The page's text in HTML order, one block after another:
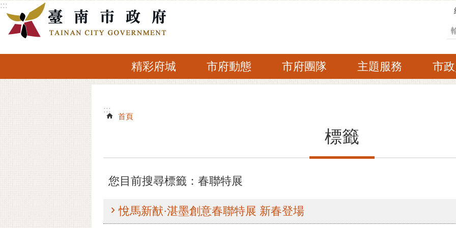
跳到主要內容區塊
:::
精彩府城 市府動態 市府團隊 主題服務 市
:::
:::
首頁
標籤
您目前搜尋標籤：春聯特展
悅馬新猷·湛墨創意春聯特展 新春登場